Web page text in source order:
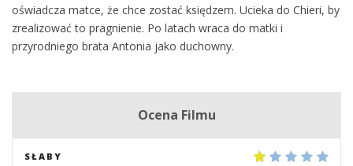
oświadcza matce, że chce zostać księdzem. Ucieka do Chieri, by
zrealizować to pragnienie. Po latach wraca do matki i
przyrodniego brata Antonia jako duchowny.
Ocena Filmu
SŁABY